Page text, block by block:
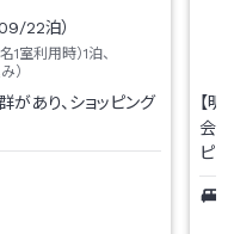
22泊）
1室利用時）1泊、
）
あり、ショッピング
【
会賢
ピ